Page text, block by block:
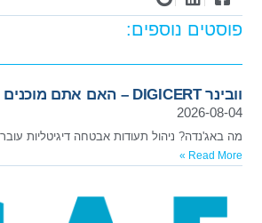
פוסטים נוספים:
וובינר DIGICERT – האם אתם מוכנים לעידן 47 הימים
2026-08-04
מה באג'נדה? ניהול תעודות אבטחה דיגיטליות
Read More »